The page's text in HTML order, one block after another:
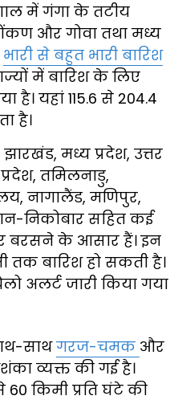
में गंगा के तटीय
और गोवा तथा मध्य
भारी से बहुत भारी बारिश
में बारिश के लिए
है। यहां 115.6 से 204.4
है।
मध्य प्रदेश, उत्तर
तमिलनाडु,
नागालैंड, मणिपुर,
निकोबार सहित कई
बरसने के आसार हैं। इन
तक बारिश हो सकती है।
अलर्ट जारी किया गया
साथगरज-चमक और
व्यक्त की गई है।
किमी प्रति घंटे की